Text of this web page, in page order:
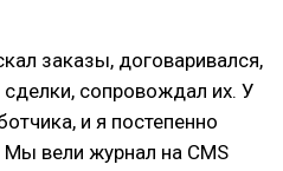
заказы, договаривался,
сопровождал их. У
и я постепенно
Мы вели журнал на CMS